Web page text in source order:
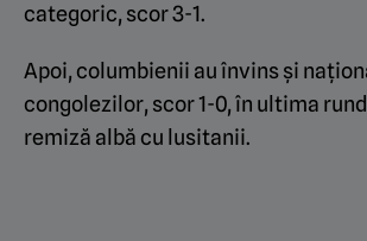
categoric, scor 3-1.
Apoi, columbienii au învins și
congolezilor, scor 1-0, în ultima
remiză albă cu lusitanii.